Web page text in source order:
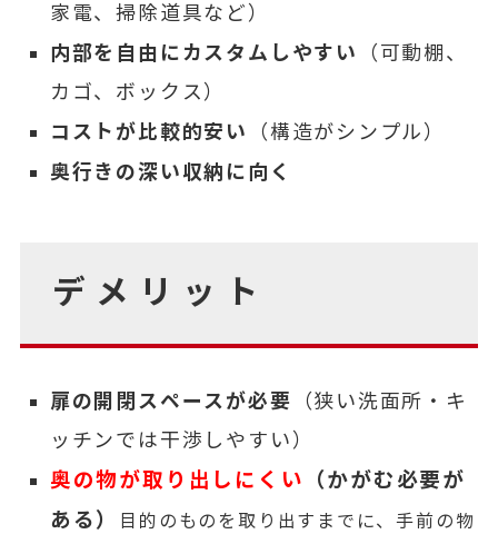
家電、掃除道具など）
内部を自由にカスタムしやすい
（可動棚、
カゴ、ボックス）
コストが比較的安い （構造がシンプル）
奥行きの深い収納に向く
デメリット
扉の開閉スペースが必要 （狭い洗面所・キ
ッチンでは干渉しやすい）
奥の物が取り出しにくい
（かがむ必要が
ある）
目的のものを取り出すまでに、手前の物